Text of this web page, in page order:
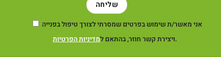
אני מאשר/ת שימוש בפרטים שמסרתי לצורך טיפול בפנייה
ויצירת קשר חוזר, בהתאם למדיניות הפרטיות .